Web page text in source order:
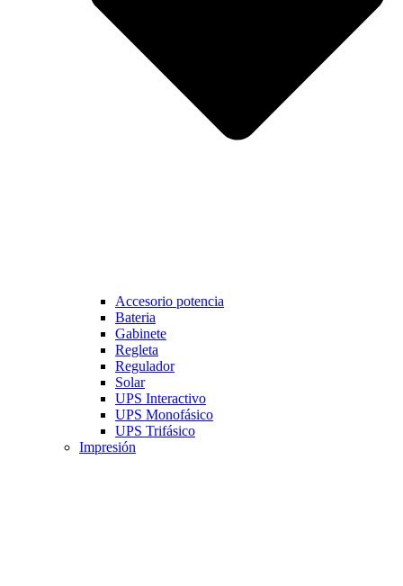
Accesorio potencia
Bateria
Gabinete
Regleta
Regulador
Solar
UPS Interactivo
UPS Monofásico
UPS Trifásico
Impresión